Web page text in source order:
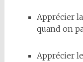
Apprécier
quand on
Apprécier